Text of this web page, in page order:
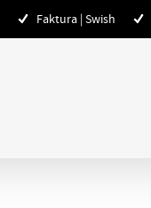
Faktura | Swish